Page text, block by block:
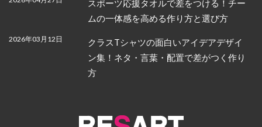
スポーツ応援タオルで差をつける！チー
ムの一体感を高める作り方と選び方
2026年03月12日
クラスTシャツの面白いアイデアデザイ
ン集！ネタ・言葉・配置で差がつく作り
方